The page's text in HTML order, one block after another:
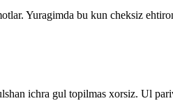
Yuragimda bu kun cheksiz
ichra gul topilmas xorsiz. Ul